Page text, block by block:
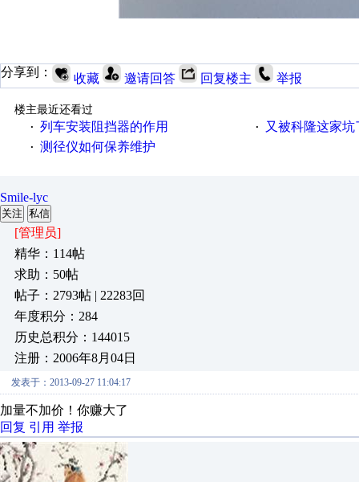
分享到： 收藏 邀请回答 回复楼主 举报
楼主最近还看过
· 列车安装阻挡器的作用 · 又被科隆这家坑
· 测径仪如何保养维护
Smile-lyc
关注 私信
[管理员]
精华：114帖
求助：50帖
帖子：2793帖 | 22283回
年度积分：284
历史总积分：144015
注册：2006年8月04日
发表于：2013-09-27 11:04:17
加量不加价！你赚大了
回复 引用 举报